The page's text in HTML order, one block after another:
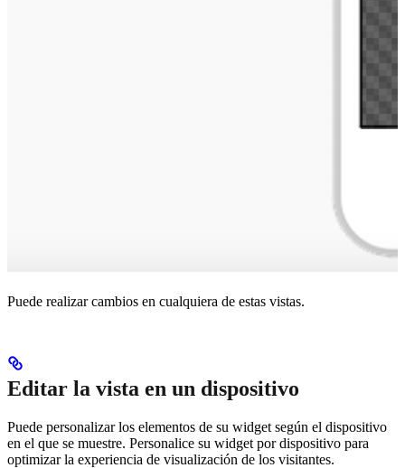
Puede realizar cambios en cualquiera de estas vistas.
Editar la vista en un dispositivo
Puede personalizar los elementos de su widget según el dispositivo
en el que se muestre. Personalice su widget por dispositivo para
optimizar la experiencia de visualización de los visitantes.